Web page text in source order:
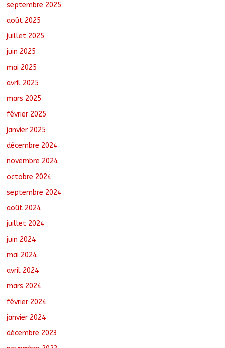
septembre 2025
août 2025
juillet 2025
juin 2025
mai 2025
avril 2025
mars 2025
février 2025
janvier 2025
décembre 2024
novembre 2024
octobre 2024
septembre 2024
août 2024
juillet 2024
juin 2024
mai 2024
avril 2024
mars 2024
février 2024
janvier 2024
décembre 2023